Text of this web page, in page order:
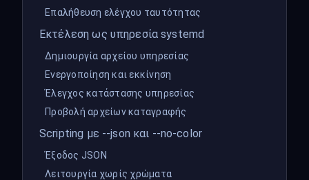
Επαλήθευση ελέγχου ταυτότητας
Εκτέλεση ως υπηρεσία systemd
Δημιουργία αρχείου υπηρεσίας
Ενεργοποίηση και εκκίνηση
Έλεγχος κατάστασης υπηρεσίας
Προβολή αρχείων καταγραφής
Scripting με --json και --no-color
Έξοδος JSON
Λειτουργία χωρίς χρώματα